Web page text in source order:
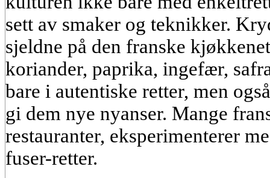
sett av smaker og teknikker.
sjeldne på den franske
koriander, paprika, ingefær,
bare i autentiske retter, men
gi dem nye nyanser. Mange
restauranter, eksperimenterer
fuser-retter.